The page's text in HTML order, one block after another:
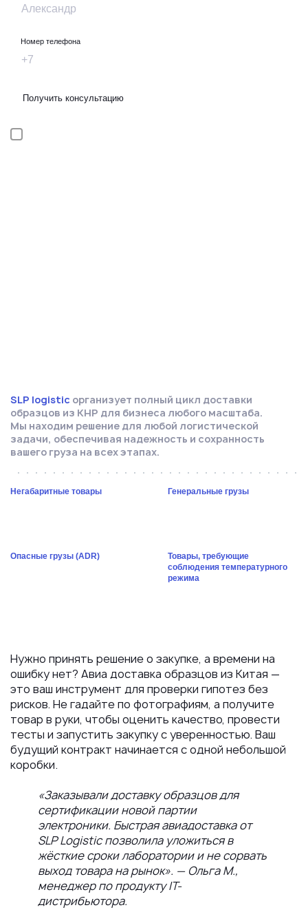
Номер телефона
Получить консультацию
SLP logistic организует полный цикл доставки
образцов из КНР для бизнеса любого масштаба.
Мы находим решение для любой логистической
задачи, обеспечивая надежность и сохранность
вашего груза на всех этапах.
Негабаритные товары Генеральные грузы
Опасные грузы (ADR)
Товары, требующие
соблюдения температурного
режима
Нужно принять решение о закупке, а времени на
ошибку нет? Авиа доставка образцов из Китая —
это ваш инструмент для проверки гипотез без
рисков. Не гадайте по фотографиям, а получите
товар в руки, чтобы оценить качество, провести
тесты и запустить закупку с уверенностью. Ваш
будущий контракт начинается с одной небольшой
коробки.
«Заказывали доставку образцов для
сертификации новой партии
электроники. Быстрая авиадоставка от
SLP Logistic позволила уложиться в
жёсткие сроки лаборатории и не сорвать
выход товара на рынок». — Ольга М.,
менеджер по продукту IT-
дистрибьютора.